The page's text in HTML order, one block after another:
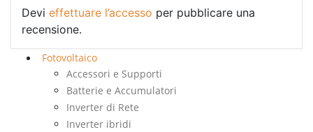
Devi effettuare l’accesso per pubblicare una
recensione.
Fotovoltaico
Accessori e Supporti
Batterie e Accumulatori
Inverter di Rete
Inverter ibridi